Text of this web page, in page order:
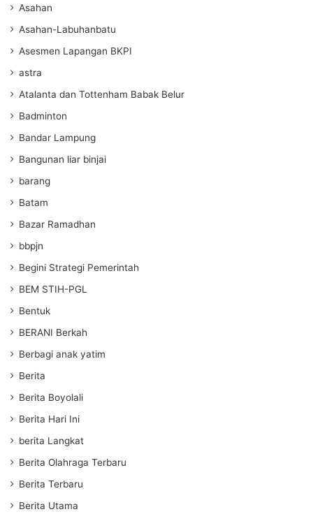
Asahan
Asahan-Labuhanbatu
Asesmen Lapangan BKPI
astra
Atalanta dan Tottenham Babak Belur
Badminton
Bandar Lampung
Bangunan liar binjai
barang
Batam
Bazar Ramadhan
bbpjn
Begini Strategi Pemerintah
BEM STIH-PGL
Bentuk
BERANI Berkah
Berbagi anak yatim
Berita
Berita Boyolali
Berita Hari Ini
berita Langkat
Berita Olahraga Terbaru
Berita Terbaru
Berita Utama